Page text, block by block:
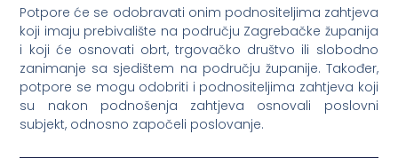
Potpore će se odobravati onim podnositeljima zahtjeva
koji imaju prebivalište na području Zagrebačke županija
i koji će osnovati obrt, trgovačko društvo ili slobodno
zanimanje sa sjedištem na području županije. Također,
potpore se mogu odobriti i podnositeljima zahtjeva koji
su nakon podnošenja zahtjeva osnovali poslovni
subjekt, odnosno započeli poslovanje.